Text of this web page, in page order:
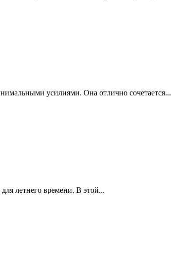
усилиями. Она отлично сочетается...
летнего времени. В этой...